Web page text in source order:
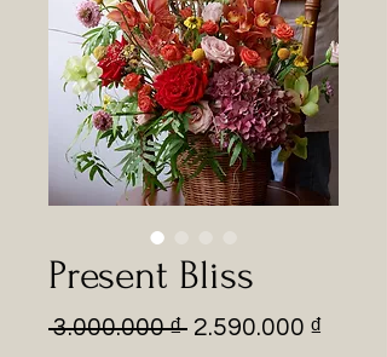
Present Bliss
3.000.000 ₫ Regular
2.590.000 ₫